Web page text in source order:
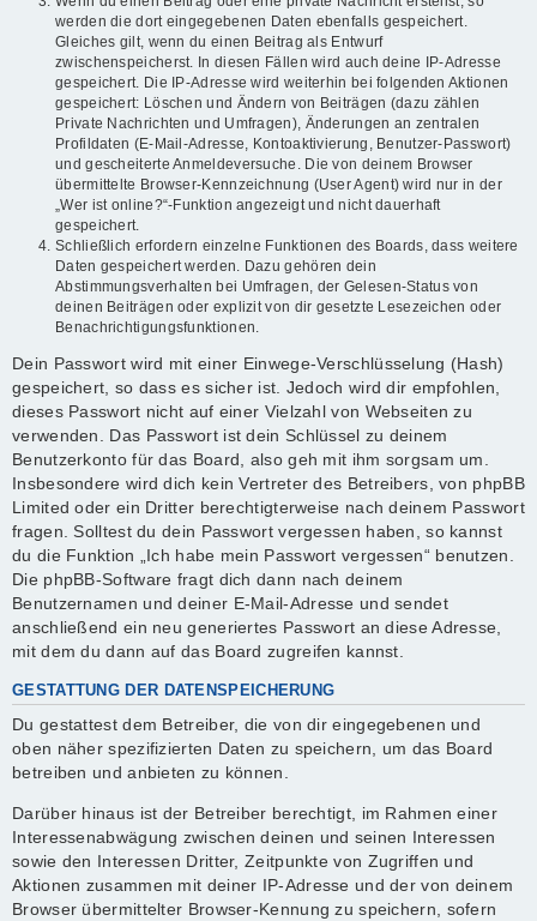
werden die dort eingegebenen Daten ebenfalls gespeichert.
Gleiches gilt, wenn du einen Beitrag als Entwurf
zwischenspeicherst. In diesen Fällen wird auch deine IP-Adresse
gespeichert. Die IP-Adresse wird weiterhin bei folgenden Aktionen
gespeichert: Löschen und Ändern von Beiträgen (dazu zählen
Private Nachrichten und Umfragen), Änderungen an zentralen
Profildaten (E-Mail-Adresse, Kontoaktivierung, Benutzer-Passwort)
und gescheiterte Anmeldeversuche. Die von deinem Browser
übermittelte Browser-Kennzeichnung (User Agent) wird nur in der
„Wer ist online?“-Funktion angezeigt und nicht dauerhaft
gespeichert.
Schließlich erfordern einzelne Funktionen des Boards, dass weitere
Daten gespeichert werden. Dazu gehören dein
Abstimmungsverhalten bei Umfragen, der Gelesen-Status von
deinen Beiträgen oder explizit von dir gesetzte Lesezeichen oder
Benachrichtigungsfunktionen.
Dein Passwort wird mit einer Einwege-Verschlüsselung (Hash)
gespeichert, so dass es sicher ist. Jedoch wird dir empfohlen,
dieses Passwort nicht auf einer Vielzahl von Webseiten zu
verwenden. Das Passwort ist dein Schlüssel zu deinem
Benutzerkonto für das Board, also geh mit ihm sorgsam um.
Insbesondere wird dich kein Vertreter des Betreibers, von phpBB
Limited oder ein Dritter berechtigterweise nach deinem Passwort
fragen. Solltest du dein Passwort vergessen haben, so kannst
du die Funktion „Ich habe mein Passwort vergessen“ benutzen.
Die phpBB-Software fragt dich dann nach deinem
Benutzernamen und deiner E-Mail-Adresse und sendet
anschließend ein neu generiertes Passwort an diese Adresse,
mit dem du dann auf das Board zugreifen kannst.
GESTATTUNG DER DATENSPEICHERUNG
Du gestattest dem Betreiber, die von dir eingegebenen und
oben näher spezifizierten Daten zu speichern, um das Board
betreiben und anbieten zu können.
Darüber hinaus ist der Betreiber berechtigt, im Rahmen einer
Interessenabwägung zwischen deinen und seinen Interessen
sowie den Interessen Dritter, Zeitpunkte von Zugriffen und
Aktionen zusammen mit deiner IP-Adresse und der von deinem
Browser übermittelter Browser-Kennung zu speichern, sofern